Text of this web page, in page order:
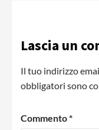
Lascia un
Il tuo indirizzo
obbligatori sono
Commento*